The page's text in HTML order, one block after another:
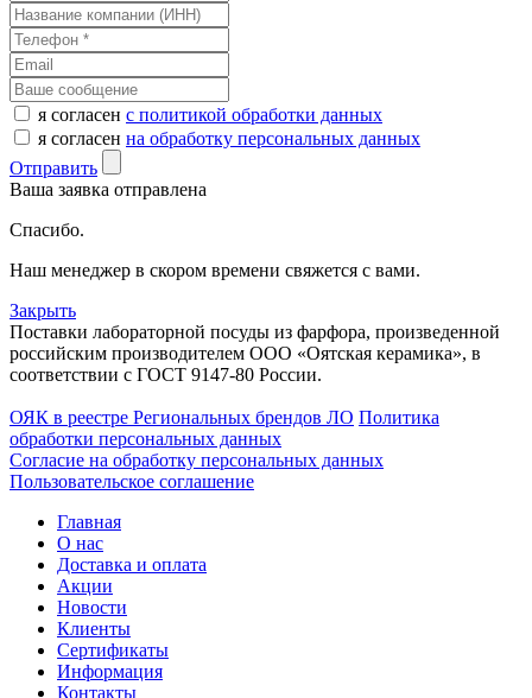
я согласен с политикой обработки данных
я согласен на обработку персональных данных
Отправить
Ваша заявка отправлена
Спасибо.
Наш менеджер в скором времени свяжется с вами.
Закрыть
Поставки лабораторной посуды из фарфора, произведенной
российским производителем ООО «Оятская керамика», в
соответствии с ГОСТ 9147-80 России.
ОЯК в реестре Региональных брендов ЛО Политика
обработки персональных данных
Согласие на обработку персональных данных
Пользовательское соглашение
Главная
О нас
Доставка и оплата
Акции
Новости
Клиенты
Сертификаты
Информация
Контакты